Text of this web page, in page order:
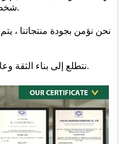
شخصيًا للتأكد من أن كل شيء يرضيك.
8- نتطلع إلى بناء الثقة وعلاقات طويلة الأمد مع كل عميل.